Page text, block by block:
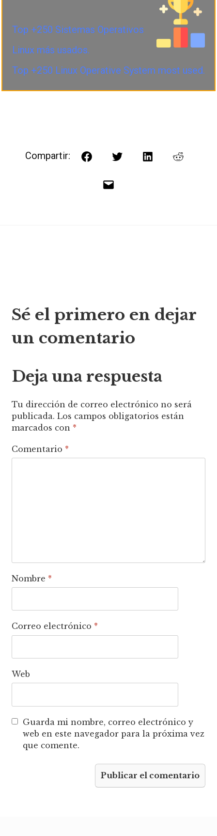
Top +250 Sistemas Operativos
Linux más usados.
Top +250 Linux Operative System most used.
Compartir: FacebookTwitterLinkedInReddit
Correo
de
Sé el primero en dejar
un comentario
Deja una respuesta
Tu dirección de correo electrónico no será
publicada. Los campos obligatorios están
marcados con *
Comentario *
Nombre *
Correo electrónico *
Web
Guarda mi nombre, correo electrónico y
web en este navegador para la próxima vez
que comente.